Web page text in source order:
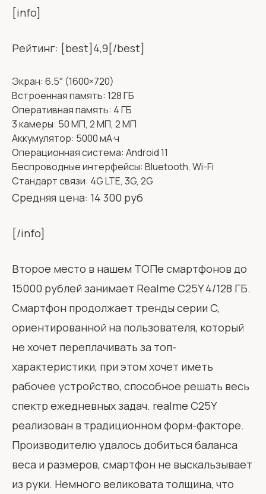
[info]
Рейтинг: [best]4,9[/best]
Экран: 6.5″ (1600×720)
Встроенная память: 128 ГБ
Оперативная память: 4 ГБ
3 камеры: 50 МП, 2 МП, 2 МП
Аккумулятор: 5000 мА·ч
Операционная система: Android 11
Беспроводные интерфейсы: Bluetooth, Wi-Fi
Стандарт связи: 4G LTE, 3G, 2G
Средняя цена: 14 300 руб
[/info]
Второе место в нашем ТОПе смартфонов до
15000 рублей занимает Realme C25Y 4/128 ГБ.
Смартфон продолжает тренды серии C,
ориентированной на пользователя, который
не хочет переплачивать за топ-
характеристики, при этом хочет иметь
рабочее устройство, способное решать весь
спектр ежедневных задач. realme C25Y
реализован в традиционном форм-факторе.
Производителю удалось добиться баланса
веса и размеров, смартфон не выскальзывает
из руки. Немного великовата толщина, что